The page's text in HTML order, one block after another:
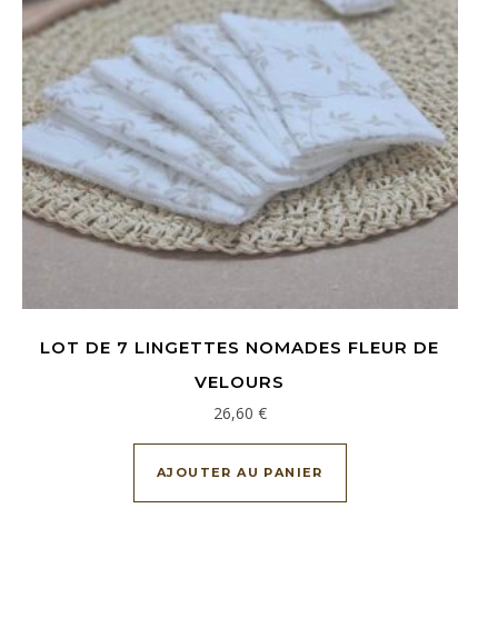
LOT DE 7 LINGETTES NOMADES FLEUR DE
VELOURS
26,60 €
AJOUTER AU PANIER